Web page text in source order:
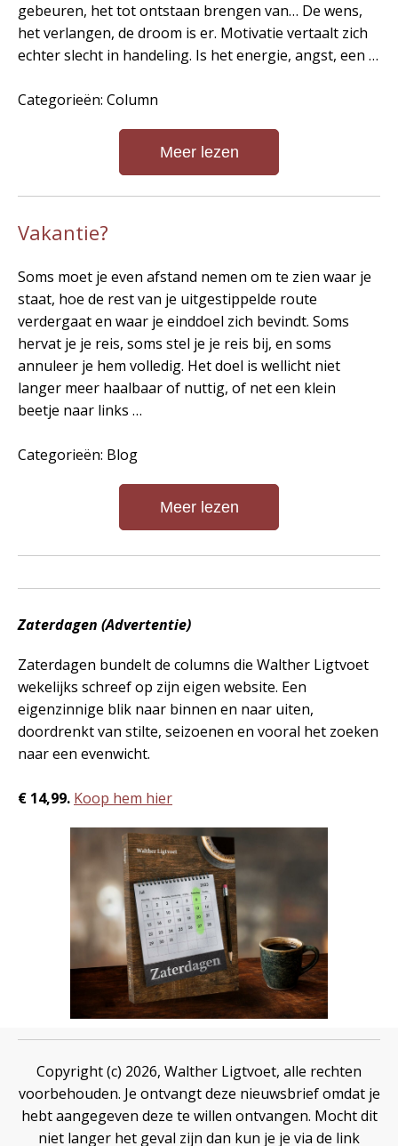
gebeuren, het tot ontstaan brengen van… De wens,
het verlangen, de droom is er. Motivatie vertaalt zich
echter slecht in handeling. Is het energie, angst, een …
Categorieën: Column
Meer lezen
Vakantie?
Soms moet je even afstand nemen om te zien waar je
staat, hoe de rest van je uitgestippelde route
verdergaat en waar je einddoel zich bevindt. Soms
hervat je je reis, soms stel je je reis bij, en soms
annuleer je hem volledig. Het doel is wellicht niet
langer meer haalbaar of nuttig, of net een klein
beetje naar links …
Categorieën: Blog
Meer lezen
Zaterdagen (Advertentie)
Zaterdagen bundelt de columns die Walther Ligtvoet
wekelijks schreef op zijn eigen website. Een
eigenzinnige blik naar binnen en naar uiten,
doordrenkt van stilte, seizoenen en vooral het zoeken
naar een evenwicht.
€ 14,99. Koop hem hier
Copyright (c) 2026, Walther Ligtvoet, alle rechten
voorbehouden. Je ontvangt deze nieuwsbrief omdat je
hebt aangegeven deze te willen ontvangen. Mocht dit
niet langer het geval zijn dan kun je je via de link